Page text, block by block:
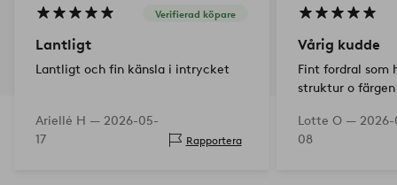
Verifierad köpare
Lantligt
Lantligt och fin känsla i intrycket
Ariellé H — 2026-05-
17
Rapportera
Vårig kudde
Fint fordral som
struktur o
Lotte O —
08